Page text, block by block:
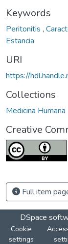
Keywords
Peritonitis ,
Estancia
URI
https://
Collections
Medicina Humana
Creative
Full item
DSpace
Cookie
settings